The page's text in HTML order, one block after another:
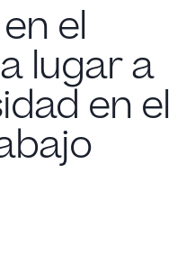
el
lugar a
en el